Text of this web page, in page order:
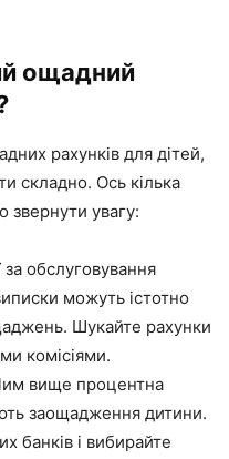
ощадний
рахунків для дітей,
складно. Ось кілька
звернути увагу:
за обслуговування
можуть істотно
Шукайте рахунки
комісіями.
вище процентна
заощадження дитини.
банків і вибирайте